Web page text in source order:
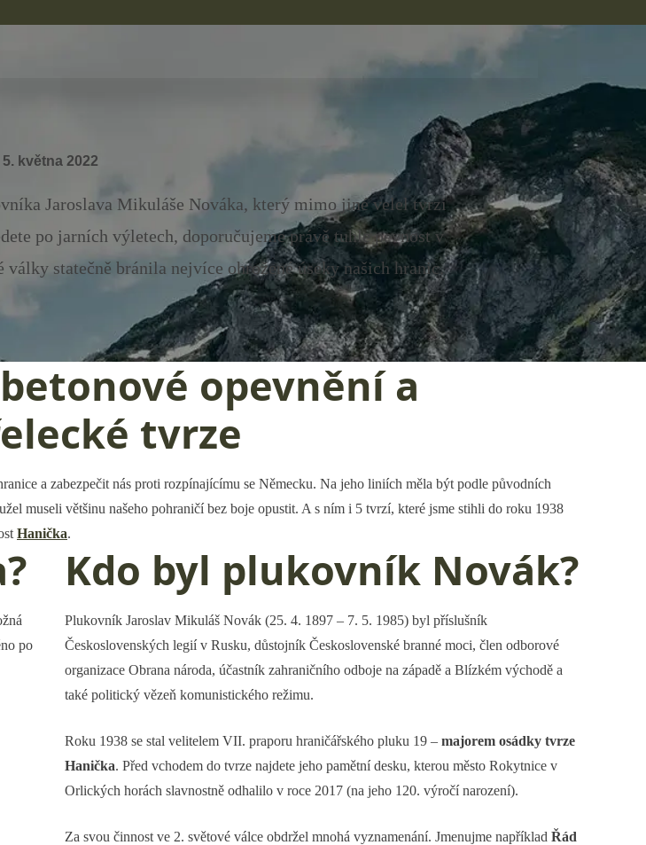
5. května 2022
Jaroslava Mikuláše Nováka, který mimo jiné velel tvrzi
po jarních výletech, doporučujeme právě tuhle pevnost v
statečně bránila nejvíce ohrožené úseky našich hranic.
opevnění a
tvrze
a zabezpečit nás proti rozpínajícímu se Německu. Na jeho liniích měla být podle původních
museli většinu našeho pohraničí bez boje opustit. A s ním i 5 tvrzí, které jsme stihli do roku 1938
Hanička.
po
Kdo byl plukovník Novák?
Plukovník Jaroslav Mikuláš Novák (25. 4. 1897 – 7. 5. 1985) byl příslušník
Československých legií v Rusku, důstojník Československé branné moci, člen odborové
organizace Obrana národa, účastník zahraničního odboje na západě a Blízkém východě a
také politický vězeň komunistického režimu.
Roku 1938 se stal velitelem VII. praporu hraničářského pluku 19 – majorem osádky tvrze
Hanička. Před vchodem do tvrze najdete jeho pamětní desku, kterou město Rokytnice v
Orlických horách slavnostně odhalilo v roce 2017 (na jeho 120. výročí narození).
Za svou činnost ve 2. světové válce obdržel mnohá vyznamenání. Jmenujme například Řád